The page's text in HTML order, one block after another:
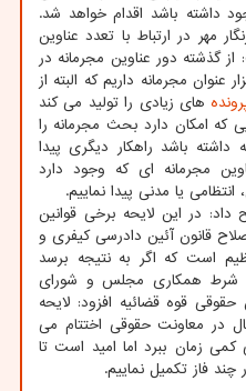
داشته باشد اقدام خواهد شد.
مهر در ارتباط با تعدد عناوین
از گذشته دور عناوین مجرمانه در
زیاد بوده است و حدود ۲ هزار عنوان مجرمانه داریم که البته از
های زیادی را تولید می کند
که امکان دارد بحث مجرمانه را
داشته باشد راهکار دیگری پیدا
مجرمانه ای که وجود دارد
یا مدنی پیدا نماییم.
داد: در این لایحه برخی قوانین
قانون آئین دادرسی کیفری و
است که اگر به نتیجه برسد
شرط همکاری مجلس و شورای
قوه قضائیه افزود: لایحه
در معاونت حقوقی اختتام می
کمی زمان ببرد اما امید است تا
چند فاز تکمیل نماییم.